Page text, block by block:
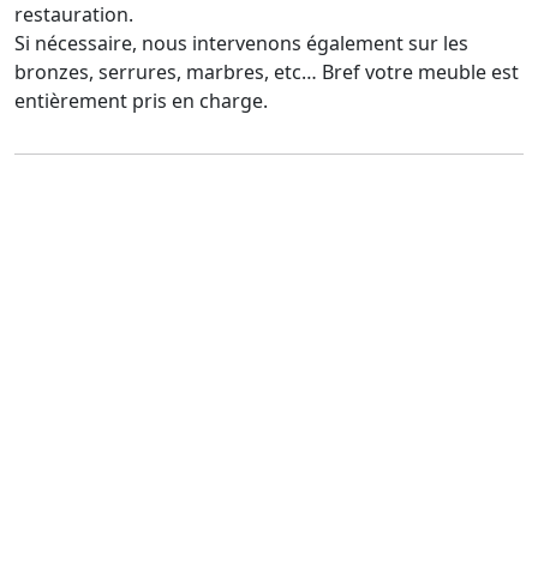
restauration.
Si nécessaire, nous intervenons également sur les
bronzes, serrures, marbres, etc… Bref votre meuble est
entièrement pris en charge.